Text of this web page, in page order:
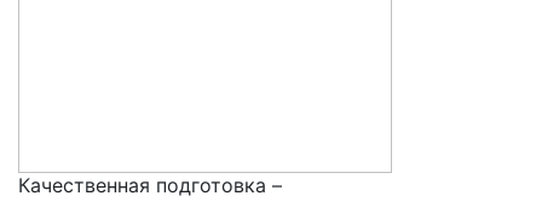
Качественная подготовка –